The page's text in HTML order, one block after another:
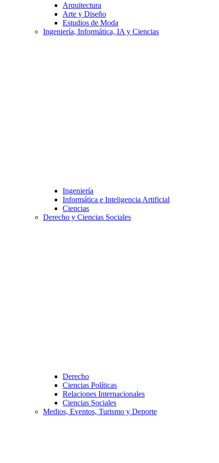
Arquitectura
Arte y Diseño
Estudios de Moda
Ingeniería, Informática, IA y Ciencias
Ingeniería
Informática e Inteligencia Artificial
Ciencias
Derecho y Ciencias Sociales
Derecho
Ciencias Políticas
Relaciones Internacionales
Ciencias Sociales
Medios, Eventos, Turismo y Deporte